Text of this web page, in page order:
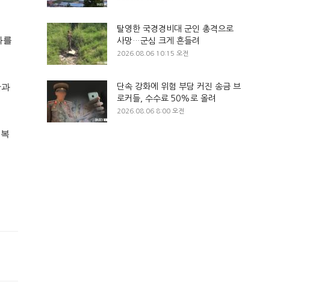
를
탈영한 국경경비대 군인 총격으로
사망…군심 크게 흔들려
2026.08.06 10:15 오전
단속 강화에 위험 부담 커진 송금 브
로커들, 수수료 50%로 올려
2026.08.06 8:00 오전